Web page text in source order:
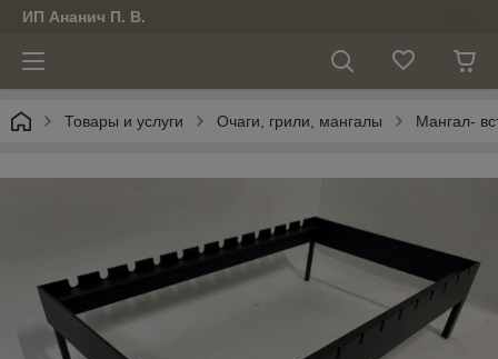
ИП Ананич П. В.
Товары и услуги Очаги, грили, мангалы Мангал-